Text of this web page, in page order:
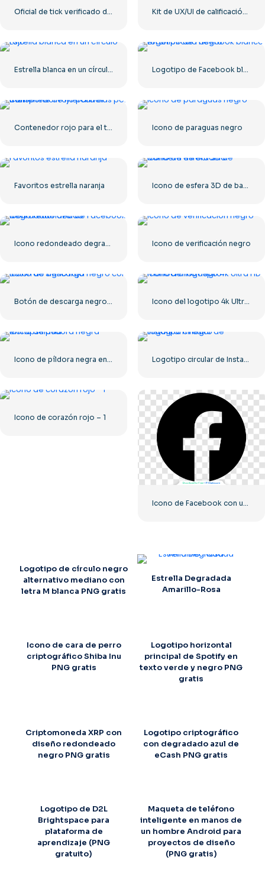
Oficial de tick verificado de Instagram Kit de UX/UI de calificación de estrellas
Estrella blanca en un círculo rojo Logotipo de Facebook blanco en un círculo negro
Contenedor rojo para el transporte de mercancías por mar. Icono de paraguas negro
Favoritos estrella naranja Icono de esfera 3D de bandera de Ucrania
Icono redondeado degradado azul de Facebook Icono de verificación negro
Botón de descarga negro con icono de signo rojo Icono del logotipo 4k Ultra HD monocromo negro
Icono de píldora negra encapsulada Logotipo circular de Instagram negro
Icono de corazón rojo – 1
Icono de Facebook con un círculo negro
Logotipo de círculo negro
alternativo mediano con
letra M blanca PNG gratis
Estrella Degradada
Amarillo-Rosa
Icono de cara de perro
criptográfico Shiba Inu
PNG gratis
Logotipo horizontal
principal de Spotify en
texto verde y negro PNG
gratis
Criptomoneda XRP con
diseño redondeado
negro PNG gratis
Logotipo criptográfico
con degradado azul de
eCash PNG gratis
Logotipo de D2L
Brightspace para
plataforma de
aprendizaje (PNG
gratuito)
Maqueta de teléfono
inteligente en manos de
un hombre Android para
proyectos de diseño
(PNG gratis)